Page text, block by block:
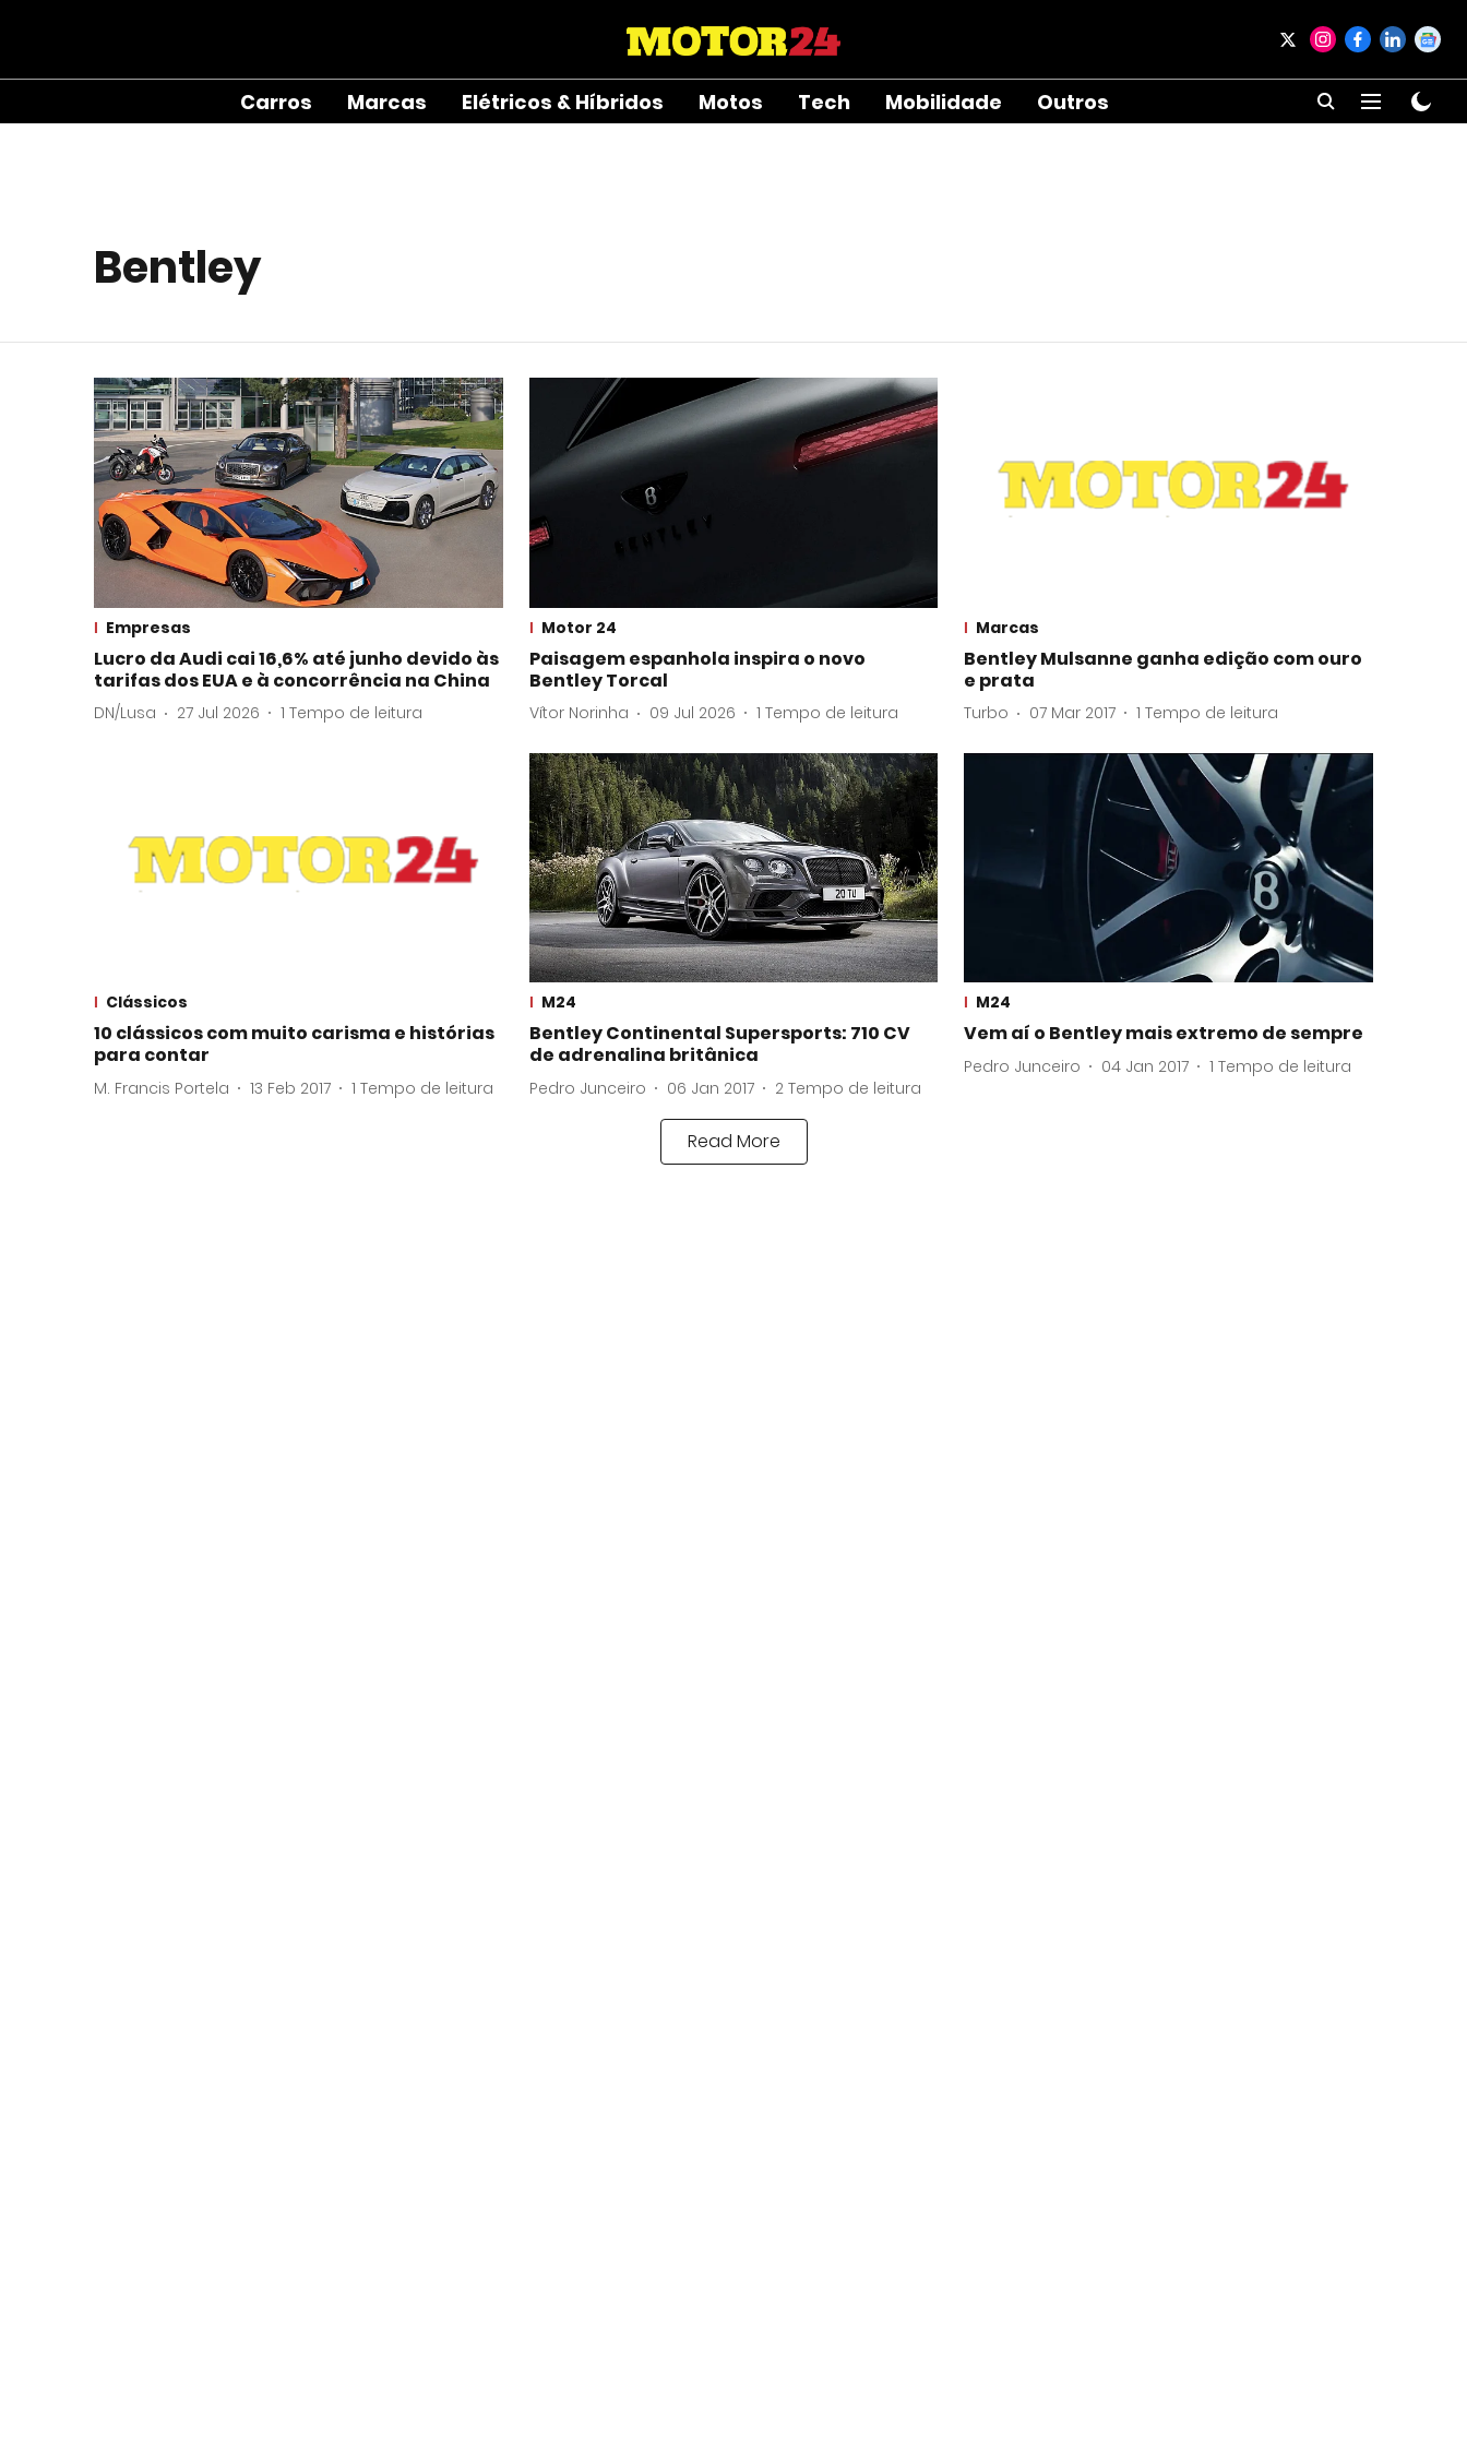
Carros Marcas Elétricos & Híbridos Motos Tech Mobilidade Outros
Bentley
Empresas
Lucro da Audi cai 16,6% até junho devido às
tarifas dos EUA e à concorrência na China
DN/Lusa 27 Jul 2026 1 Tempo de leitura
Motor 24
Paisagem espanhola inspira o novo
Bentley Torcal
Vítor Norinha 09 Jul 2026 1 Tempo de leitura
Marcas
Bentley Mulsanne ganha edição com ouro
e prata
Turbo 07 Mar 2017 1 Tempo de leitura
Clássicos
10 clássicos com muito carisma e histórias
para contar
M. Francis Portela 13 Feb 2017 1 Tempo de leitura
M24
Bentley Continental Supersports: 710 CV
de adrenalina britânica
Pedro Junceiro 06 Jan 2017 2 Tempo de leitura
M24
Vem aí o Bentley mais extremo de sempre
Pedro Junceiro 04 Jan 2017 1 Tempo de leitura
Read More